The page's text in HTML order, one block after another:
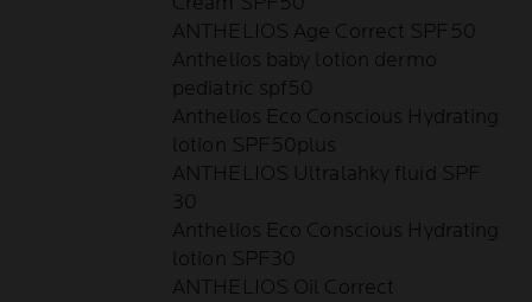
ANTHELIOS Age Correct SPF50
Anthelios baby lotion dermo
pediatric spf50
Anthelios Eco Conscious Hydrating
lotion SPF50plus
ANTHELIOS Ultralahky fluid SPF
30
Anthelios Eco Conscious Hydrating
lotion SPF30
ANTHELIOS Oil Correct